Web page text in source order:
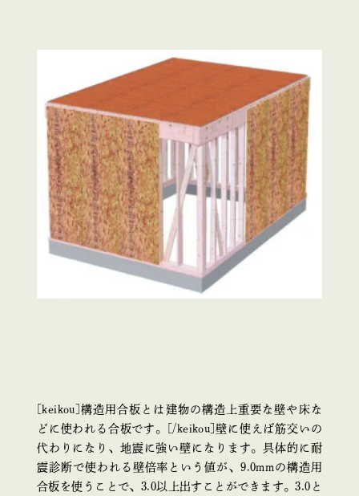
[keikou]構造用合板とは建物の構造上重要な壁や床な
どに使われる合板です。[/keikou]壁に使えば筋交いの
代わりになり、地震に強い壁になります。具体的に耐
震診断で使われる壁倍率という値が、9.0mmの構造用
合板を使うことで、3.0以上出すことができます。3.0と